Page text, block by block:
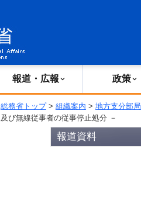
報道・広報 政策
総務省トップ> 組織案内 > 地方支分部局
及び無線従事者の従事停止処分 －
報道資料